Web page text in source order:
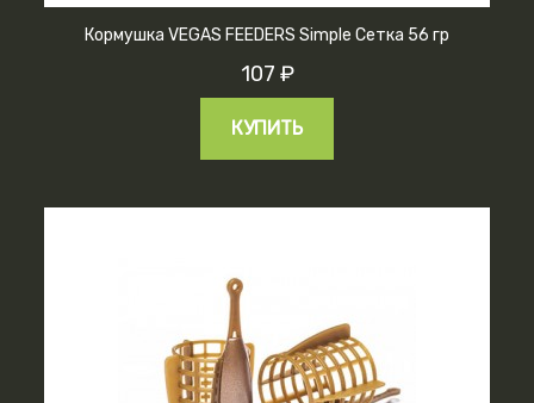
Кормушка VEGAS FEEDERS Simple Сетка 56 гр
107 ₽
КУПИТЬ